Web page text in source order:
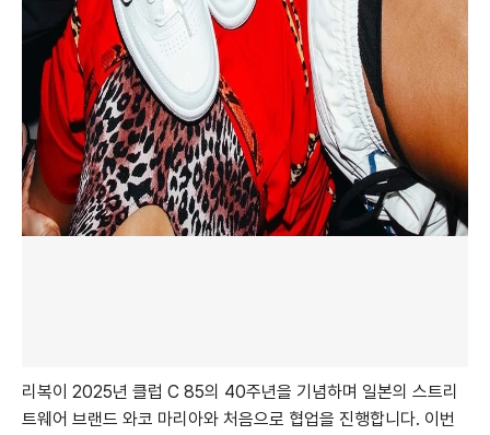
리복이 2025년 클럽 C 85의 40주년을 기념하며 일본의 스트리
트웨어 브랜드 와코 마리아와 처음으로 협업을 진행합니다. 이번